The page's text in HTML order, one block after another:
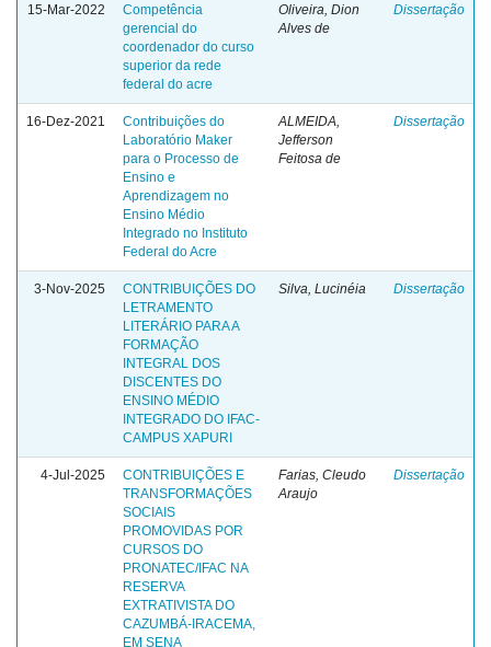
15-Mar-2022
Competência
gerencial do
coordenador do curso
superior da rede
federal do acre
Oliveira, Dion
Alves de
Dissertação
16-Dez-2021
Contribuições do
Laboratório Maker
para o Processo de
Ensino e
Aprendizagem no
Ensino Médio
Integrado no Instituto
Federal do Acre
ALMEIDA,
Jefferson
Feitosa de
Dissertação
3-Nov-2025
CONTRIBUIÇÕES DO
LETRAMENTO
LITERÁRIO PARA A
FORMAÇÃO
INTEGRAL DOS
DISCENTES DO
ENSINO MÉDIO
INTEGRADO DO IFAC-
CAMPUS XAPURI
Silva, Lucinéia Dissertação
4-Jul-2025
CONTRIBUIÇÕES E
TRANSFORMAÇÕES
SOCIAIS
PROMOVIDAS POR
CURSOS DO
PRONATEC/IFAC NA
RESERVA
EXTRATIVISTA DO
CAZUMBÁ-IRACEMA,
EM SENA
Farias, Cleudo
Araujo
Dissertação